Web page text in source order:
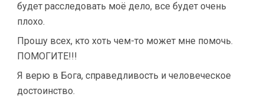
будет расследовать моё дело, все будет очень
плохо.
Прошу всех, кто хоть чем-то может мне помочь.
ПОМОГИТЕ!!!
Я верю в Бога, справедливость и человеческое
достоинство.